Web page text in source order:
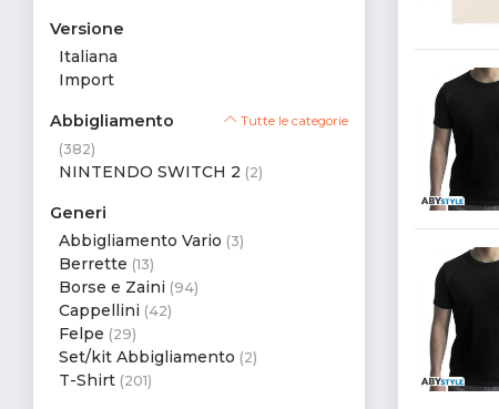
Versione
Italiana
Import
Abbigliamento Tutte le categorie
(382)
NINTENDO SWITCH 2 (2)
Generi
Abbigliamento Vario (3)
Berrette (13)
Borse e Zaini (94)
Cappellini (42)
Felpe (29)
Set/kit Abbigliamento (2)
T-Shirt (201)